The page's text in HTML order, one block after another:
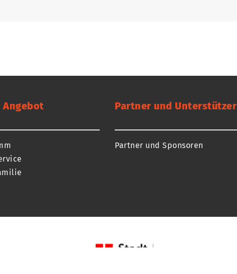
Angebot Partner und Unterstützer
Partner und Sponsoren